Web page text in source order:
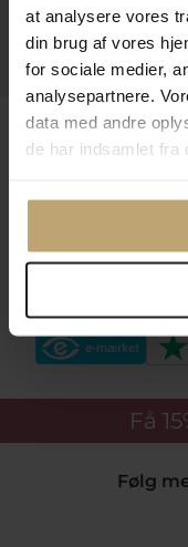
at analysere vores
din brug af vores
for sociale medier,
analysepartnere.
data med andre
de har indsamlet fra
Information
Praktiske Sider
Sikker Og Tryg
Få
Følg